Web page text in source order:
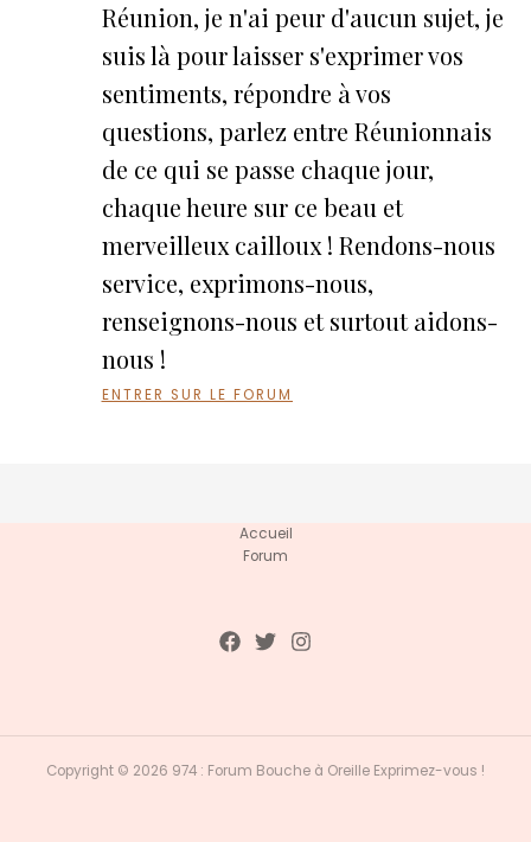
Réunion, je n'ai peur d'aucun sujet, je
suis là pour laisser s'exprimer vos
sentiments, répondre à vos
questions, parlez entre Réunionnais
de ce qui se passe chaque jour,
chaque heure sur ce beau et
merveilleux cailloux ! Rendons-nous
service, exprimons-nous,
renseignons-nous et surtout aidons-
nous !
ENTRER SUR LE FORUM
Accueil
Forum
Copyright © 2026 974 : Forum Bouche à Oreille Exprimez-vous !